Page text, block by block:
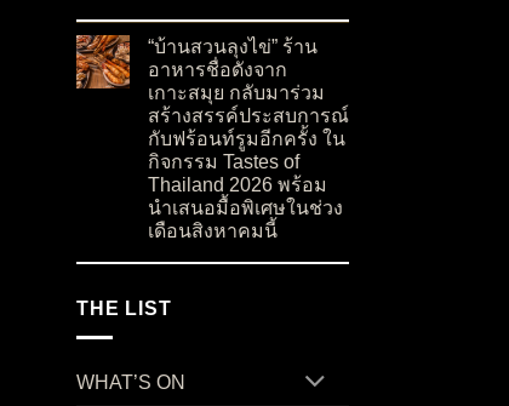
“บ้านสวนลุงไข่” ร้าน
อาหารชื่อดังจาก
เกาะสมุย กลับมาร่วม
สร้างสรรค์ประสบการณ์
กับฟร้อนท์รูมอีกครั้ง ใน
กิจกรรม Tastes of
Thailand 2026 พร้อม
นำเสนอมื้อพิเศษในช่วง
เดือนสิงหาคมนี้
THE LIST
WHAT’S ON